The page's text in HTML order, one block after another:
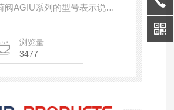
阀AGIU系列的型号表示说明
浏览量
3477